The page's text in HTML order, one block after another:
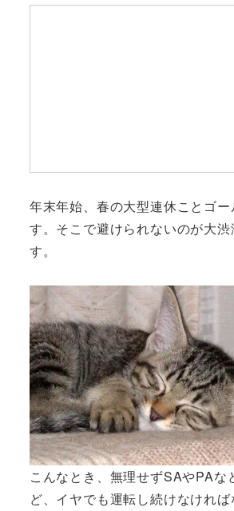
年末年始、春の大型連休ことゴ
す。そこで避けられないのが大
す。
こんなとき、無理せずSAやPA
ど、イヤでも運転し続けなけれ